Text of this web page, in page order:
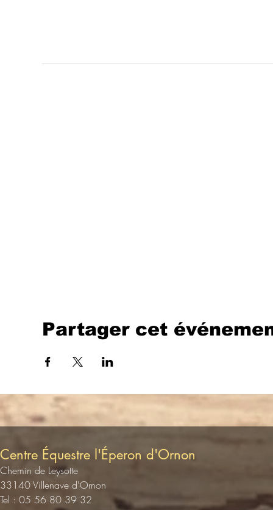
Partager cet
Centre Équestre l'Éperon d'Ornon
Chemin de Leysotte
33140 Villenave d'Ornon
Tel : 05 56 80 39 32